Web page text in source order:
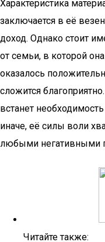
Характеристика
заключается в её
доход. Однако стоит
от семьи, в которой
оказалось
сложится
встанет
иначе, её силы воли
любыми негативными
Читайте также: